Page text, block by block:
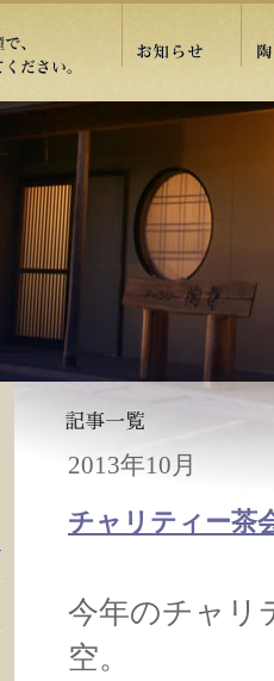
2013年10月
チャリティー茶
今年のチャリ
空。